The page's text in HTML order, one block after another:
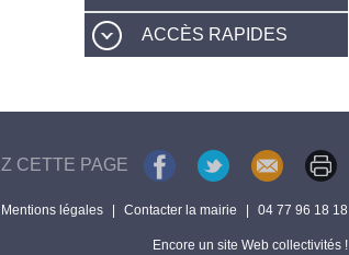
ACCÈS RAPIDES
CETTE PAGE
Mentions légales Contacter la mairie 04 77 96 18 18
Encore un site Web collectivités !